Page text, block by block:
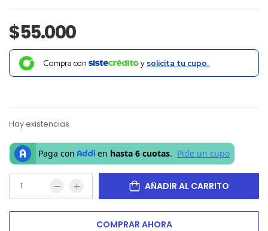
$55.000
Compra con y solicita tu cupo.
Hay existencias
AÑADIR AL CARRITO
COMPRAR AHORA